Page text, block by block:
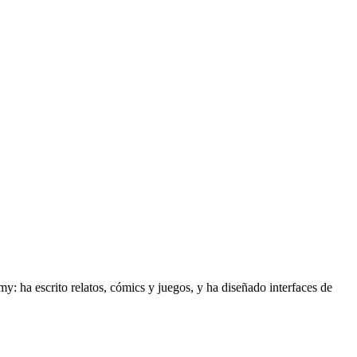
ha escrito relatos, cómics y juegos, y ha diseñado interfaces de